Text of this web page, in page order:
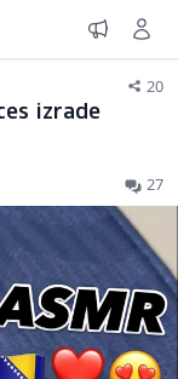
20
izrade
27